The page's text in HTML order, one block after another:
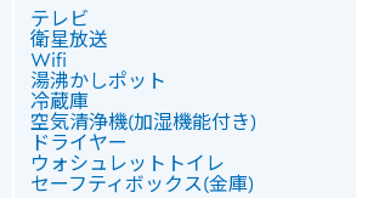
テレビ
衛星放送
Wifi
湯沸かしポット
冷蔵庫
空気清浄機(加湿機能付き)
ドライヤー
ウォシュレットトイレ
セーフティボックス(金庫)